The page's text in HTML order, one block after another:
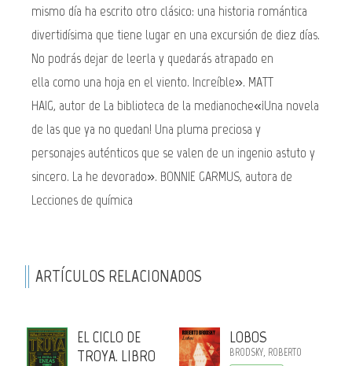
mismo día ha escrito otro clásico: una historia romántica
divertidísima que tiene lugar en una excursión de diez días.
No podrás dejar de leerla y quedarás atrapado en
ella como una hoja en el viento. Increíble». MATT
HAIG, autor de La biblioteca de la medianoche«¡Una novela
de las que ya no quedan! Una pluma preciosa y
personajes auténticos que se valen de un ingenio astuto y
sincero. La he devorado». BONNIE GARMUS, autora de
Lecciones de química
ARTÍCULOS RELACIONADOS
EL CICLO DE
TROYA. LIBRO
LOBOS
BRODSKY, ROBERTO